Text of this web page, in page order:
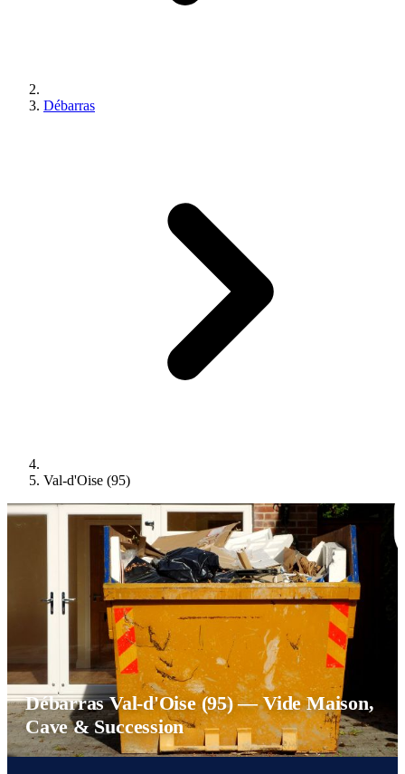
Débarras
Val-d'Oise (95)
Débarras Val-d'Oise (95) — Vide Maison,
Cave & Succession